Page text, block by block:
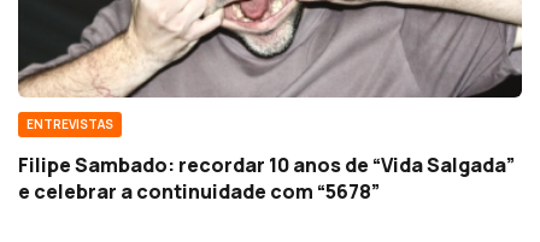
ENTREVISTAS
Filipe Sambado: recordar 10 anos de “Vida Salgada”
e celebrar a continuidade com “5678”